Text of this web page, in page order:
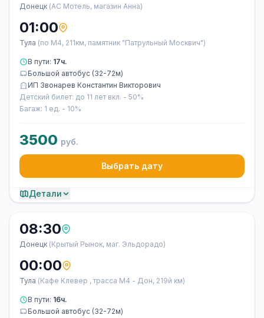
Донецк (АС Мотель, магазин Анна)
01:00
Тула (по М4, 211км, памятник "Патрульный Москвич")
В пути: 17ч.
Большой автобус (32-72м)
ИП Звонарев Константин Викторович
Детский билет: до 11 лет вкл. - 50%
Багаж: 1 ед. - 10%
3500 руб.
Выбрать дату
Детали
08:30
Донецк (Крытый Рынок, маг. Эльдорадо)
00:00
Тула (Кафе Клевер , трасса М4 - Дон, 219й км)
В пути: 16ч.
Большой автобус (32-72м)